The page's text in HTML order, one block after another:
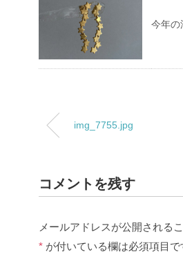
今年の
img_7755.jpg
コメントを残す
メールアドレスが公開される
* が付いている欄は必須項目で